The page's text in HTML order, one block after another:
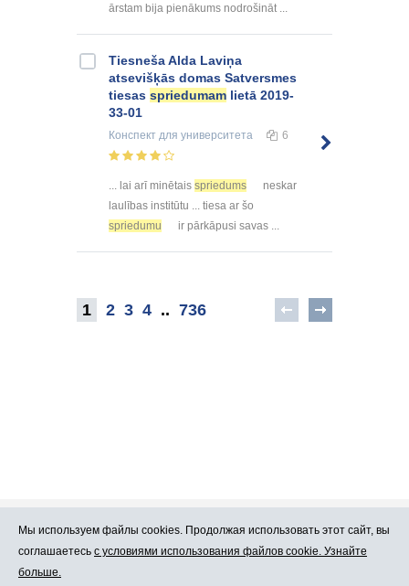
ārstam bija pienākums nodrošināt ...
Tiesneša Alda Laviņa
atsevišķās domas Satversmes
tiesas spriedumam lietā 2019-
33-01
Конспект для университета 6
... lai arī minētais spriedums
neskar
laulības institūtu ... tiesa ar šo
spriedumu
ir pārkāpusi savas ...
1 2 3 4 .. 736
Про Atlants.lv Реклама
Мы используем файлы cookies. Продолжая использовать этот сайт, вы
соглашаетесь с условиями использования файлов cookie. Узнайте
больше.